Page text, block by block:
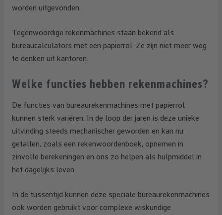
worden uitgevonden.
Tegenwoordige rekenmachines staan bekend als
bureaucalculators met een papierrol. Ze zijn niet meer weg
te denken uit kantoren.
Welke functies hebben rekenmachines?
De functies van bureaurekenmachines met papierrol
kunnen sterk variëren. In de loop der jaren is deze unieke
uitvinding steeds mechanischer geworden en kan nu
getallen, zoals een rekenwoordenboek, opnemen in
zinvolle berekeningen en ons zo helpen als hulpmiddel in
het dagelijks leven.
In de tussentijd kunnen deze speciale bureaurekenmachines
ook worden gebruikt voor complexe wiskundige